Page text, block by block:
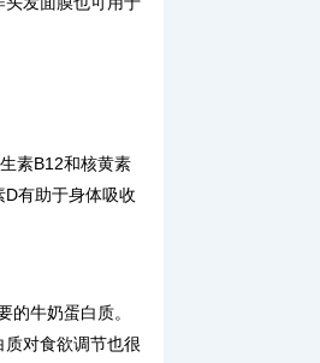
素B12和核黄素
有助于身体吸收
牛奶蛋白质。
对食欲调节也很